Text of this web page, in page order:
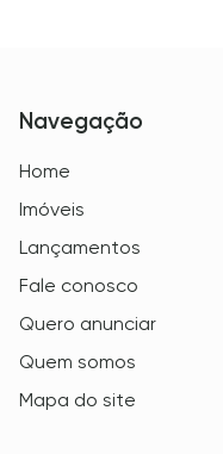
Navegação
Home
Imóveis
Lançamentos
Fale conosco
Quero anunciar
Quem somos
Mapa do site